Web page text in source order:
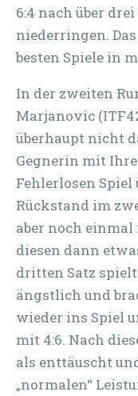
6:4 nach über
niederringen.
besten Spiele in
In der zweiten
Marjanovic
überhaupt nicht
Gegnerin mit
Fehlerlosen Spiel
Rückstand im
aber noch
diesen dann
dritten Satz
ängstlich und
wieder ins Spiel
mit 4:6. Nach
als enttäuscht
„normalen“